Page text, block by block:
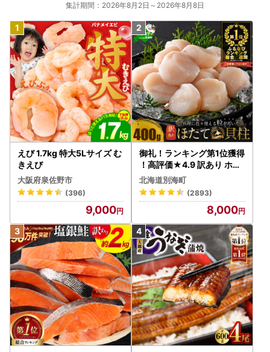
集計期間：2026年8月2日～2026年8月8日
えび 1.7kg 特大5Lサイズ む
きえび
大阪府泉佐野市
(396)
9,000
御礼！ランキング第1位獲得
！高評価★4.9 訳あり ホタ
テ 400g（ほたて 帆立 貝柱
冷凍 ）
北海道別海町
(2893)
8,000